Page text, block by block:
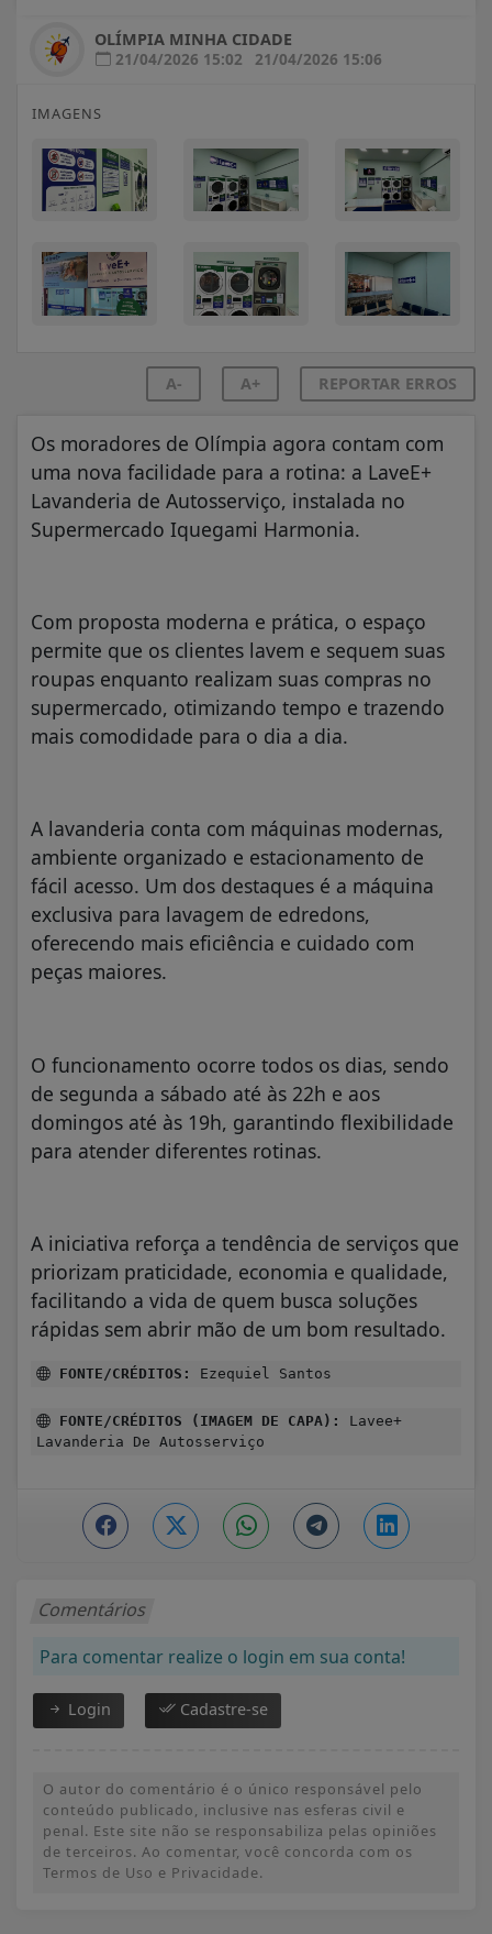
OLÍMPIA MINHA CIDADE
21/04/2026 15:02
21/04/2026 15:06
IMAGENS
A- A+ REPORTAR ERROS
Os moradores de Olímpia agora contam com
uma nova facilidade para a rotina: a LaveE+
Lavanderia de Autosserviço, instalada no
Supermercado Iquegami Harmonia.
Com proposta moderna e prática, o espaço
permite que os clientes lavem e sequem suas
roupas enquanto realizam suas compras no
supermercado, otimizando tempo e trazendo
mais comodidade para o dia a dia.
A lavanderia conta com máquinas modernas,
ambiente organizado e estacionamento de
fácil acesso. Um dos destaques é a máquina
exclusiva para lavagem de edredons,
oferecendo mais eficiência e cuidado com
peças maiores.
O funcionamento ocorre todos os dias, sendo
de segunda a sábado até às 22h e aos
domingos até às 19h, garantindo flexibilidade
para atender diferentes rotinas.
A iniciativa reforça a tendência de serviços que
priorizam praticidade, economia e qualidade,
facilitando a vida de quem busca soluções
rápidas sem abrir mão de um bom resultado.
FONTE/CRÉDITOS: Ezequiel Santos
FONTE/CRÉDITOS (IMAGEM DE CAPA):
Lavee+
Lavanderia De Autosserviço
Comentários
Para comentar realize o login em sua conta!
Login Cadastre-se
O autor do comentário é o único responsável pelo
conteúdo publicado, inclusive nas esferas civil e
penal. Este site não se responsabiliza pelas opiniões
de terceiros. Ao comentar, você concorda com os
Termos de Uso e Privacidade.